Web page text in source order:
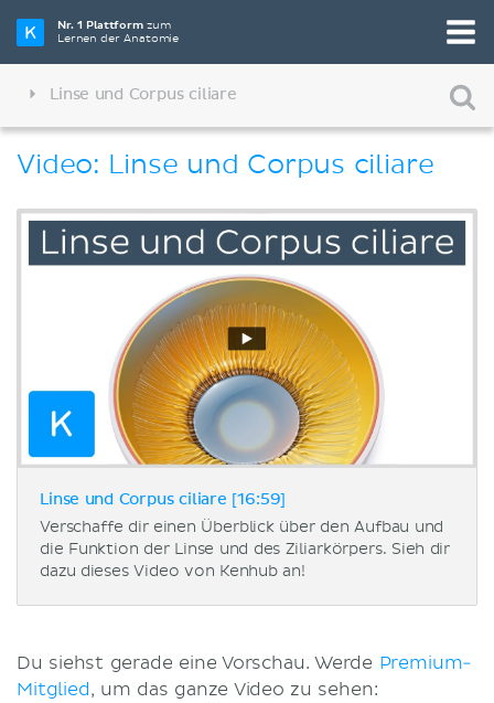
Nr. 1 Plattformzum
Lernen der Anatomie
Linse und Corpus ciliare
Video: Linse und Corpus ciliare
Linse und Corpus ciliare [16:59]
Verschaffe dir einen Überblick über den Aufbau und
die Funktion der Linse und des Ziliarkörpers. Sieh dir
dazu dieses Video von Kenhub an!
Du siehst gerade eine Vorschau. Werde Premium-
Mitglied, um das ganze Video zu sehen: